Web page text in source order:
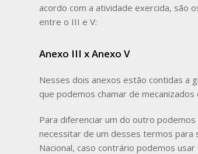
acordo com a atividade exercida, são
entre o III e V:
Anexo III x Anexo V
Nesses dois anexos estão contidas a
que podemos chamar de
Para diferenciar um do outro
necessitar de um desses termos para
Nacional, caso contrário podemos